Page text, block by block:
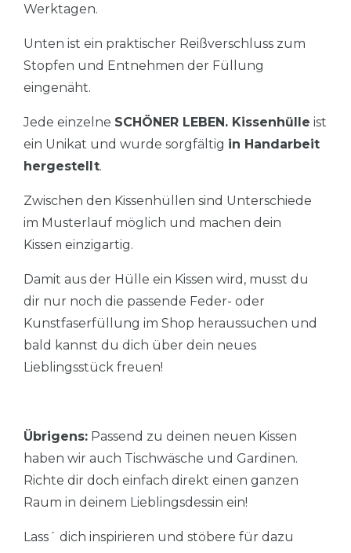
Werktagen.
Unten ist ein praktischer Reißverschluss zum
Stopfen und Entnehmen der Füllung
eingenäht.
Jede einzelne SCHÖNER LEBEN. Kissenhülle ist
ein Unikat und wurde sorgfältig in Handarbeit
hergestellt.
Zwischen den Kissenhüllen sind Unterschiede
im Musterlauf möglich und machen dein
Kissen einzigartig.
Damit aus der Hülle ein Kissen wird, musst du
dir nur noch die passende Feder- oder
Kunstfaserfüllung im Shop heraussuchen und
bald kannst du dich über dein neues
Lieblingsstück freuen!
Übrigens: Passend zu deinen neuen Kissen
haben wir auch Tischwäsche und Gardinen.
Richte dir doch einfach direkt einen ganzen
Raum in deinem Lieblingsdessin ein!
Lass´ dich inspirieren und stöbere für dazu